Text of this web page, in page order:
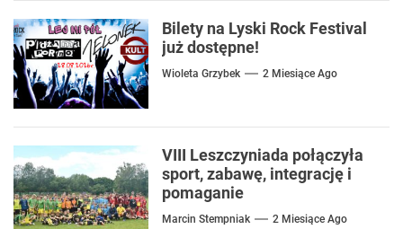
Bilety na Lyski Rock Festival
już dostępne!
Wioleta Grzybek 2 Miesiące Ago
VIII Leszczyniada połączyła
sport, zabawę, integrację i
pomaganie
Marcin Stempniak 2 Miesiące Ago